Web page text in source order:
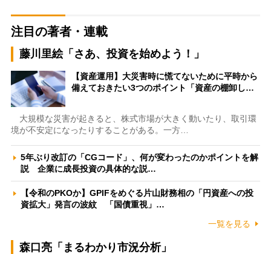
注目の著者・連載
藤川里絵「さあ、投資を始めよう！」
【資産運用】大災害時に慌てないために平時から
備えておきたい3つのポイント「資産の棚卸し…
大規模な災害が起きると、株式市場が大きく動いたり、取引環
境が不安定になったりすることがある。一方…
5年ぶり改訂の「CGコード」、何が変わったのかポイントを解
説 企業に成長投資の具体的な説…
【令和のPKOか】GPIFをめぐる片山財務相の「円資産への投
資拡大」発言の波紋 「国債重視」…
一覧を見る
森口亮「まるわかり市況分析」